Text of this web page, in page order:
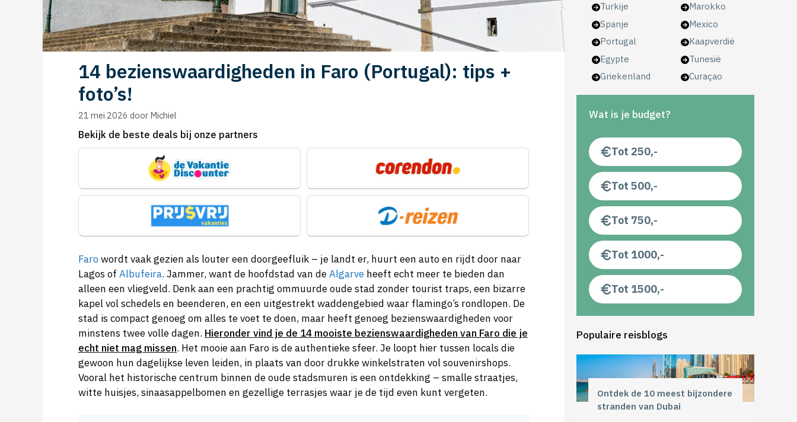
14 bezienswaardigheden in Faro (Portugal): tips +
foto’s!
21 mei 2026 door Michiel
Bekijk de beste deals bij onze partners
Farowordt vaak gezien als louter een doorgeefluik – je landt er, huurt een auto en rijdt door naar
Lagos of Albufeira. Jammer, want de hoofdstad van deAlgarve heeft echt meer te bieden dan
alleen een vliegveld. Denk aan een prachtig ommuurde oude stad zonder tourist traps, een bizarre
kapel vol schedels en beenderen, en een uitgestrekt waddengebied waar flamingo’s rondlopen. De
stad is compact genoeg om alles te voet te doen, maar heeft genoeg bezienswaardigheden voor
minstens twee volle dagen. Hieronder vind je de 14 mooiste bezienswaardigheden van Faro die je
echt niet mag missen. Het mooie aan Faro is de authentieke sfeer. Je loopt hier tussen locals die
gewoon hun dagelijkse leven leiden, in plaats van door drukke winkelstraten vol souvenirshops.
Vooral het historische centrum binnen de oude stadsmuren is een ontdekking – smalle straatjes,
witte huisjes, sinaasappelbomen en gezellige terrasjes waar je de tijd even kunt vergeten.
Turkije
Spanje
Portugal
Egypte
Griekenland
Marokko
Mexico
Kaapverdië
Tunesië
Curaçao
Wat is je budget?
Tot 250,-
Tot 500,-
Tot 750,-
Tot 1000,-
Tot 1500,-
Populaire reisblogs
Ontdek de 10 meest bijzondere
stranden van Dubai